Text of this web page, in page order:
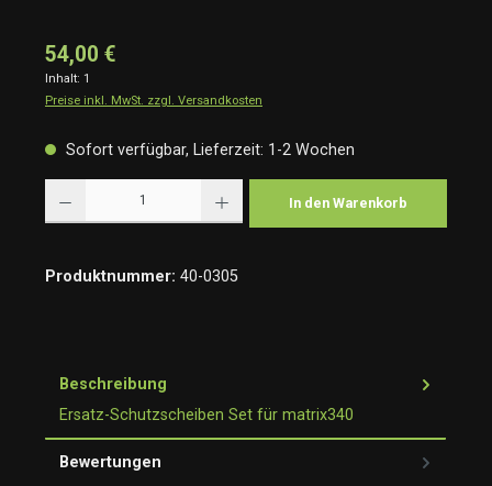
54,00 €
Inhalt: 1
Preise inkl. MwSt. zzgl. Versandkosten
Sofort verfügbar, Lieferzeit: 1-2 Wochen
In den Warenkorb
Produktnummer: 40-0305
Beschreibung
Ersatz-Schutzscheiben Set für matrix340
Bewertungen